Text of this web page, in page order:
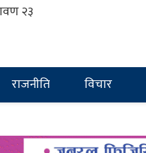
२३
राजनीति विचार